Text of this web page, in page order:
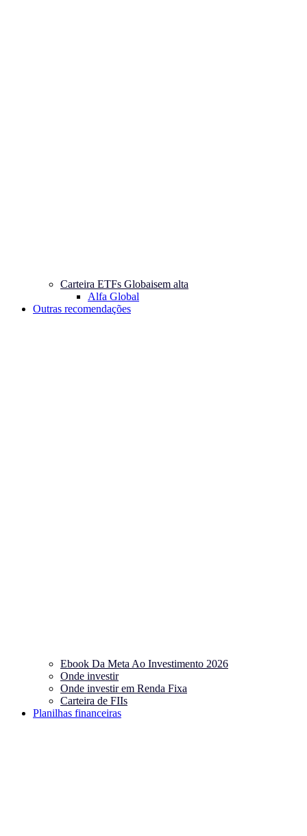
Carteira ETFs Globaisem alta
Alfa Global
Outras recomendações
Ebook Da Meta Ao Investimento 2026
Onde investir
Onde investir em Renda Fixa
Carteira de FIIs
Planilhas financeiras